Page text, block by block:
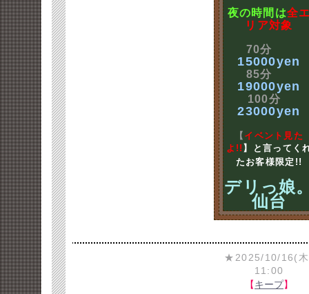
夜の時間は全
リア対象
70分
15000yen
85分
19000yen
100分
23000yen
【 イベント見た
よ!! 】と言ってく
たお客様限定!!
デリっ娘
仙台
★2025/10/16(
11:00
【キープ】